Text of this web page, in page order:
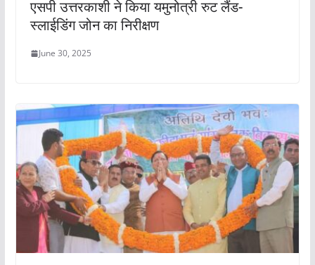
एसपी उत्तरकाशी ने किया यमुनोत्री रुट लैंड-
स्लाईडिंग जोन का निरीक्षण
June 30, 2025